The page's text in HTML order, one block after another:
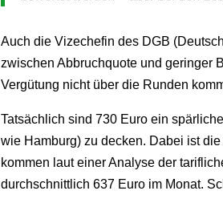
Auch die Vizechefin des DGB
zwischen Abbruchquote und geringer
Vergütung nicht über die Runden
Tatsächlich sind 730 Euro ein
wie Hamburg) zu decken. Dabei ist
kommen laut einer Analyse der
durchschnittlich 637 Euro im Monat.